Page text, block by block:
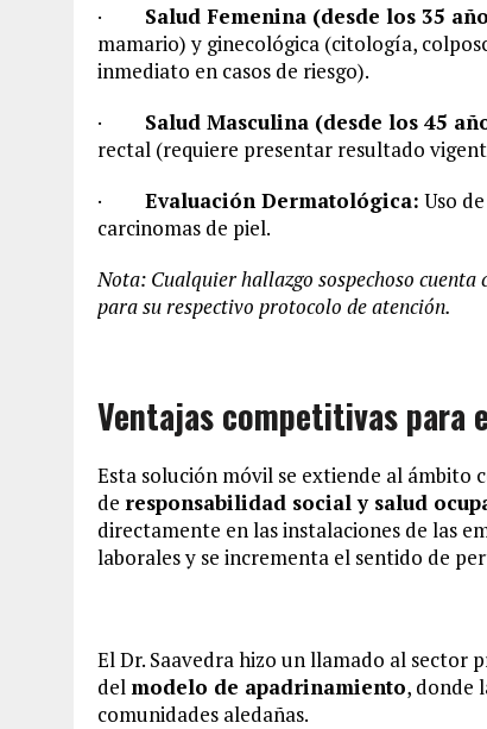
· Salud Femenina (desde los 35
mamario) y ginecológica (citología,
inmediato en casos de riesgo).
· Salud Masculina (desde los 45
rectal (requiere presentar resultado
· Evaluación Dermatológica: Uso
carcinomas de piel.
Nota: Cualquier hallazgo sospechoso
para su respectivo protocolo de atención.
Ventajas competitivas para
Esta solución móvil se extiende al
de responsabilidad social y salud
directamente en las instalaciones de las
laborales y se incrementa el sentido de
El Dr. Saavedra hizo un llamado al sector
del modelo de apadrinamiento, donde
comunidades aledañas.